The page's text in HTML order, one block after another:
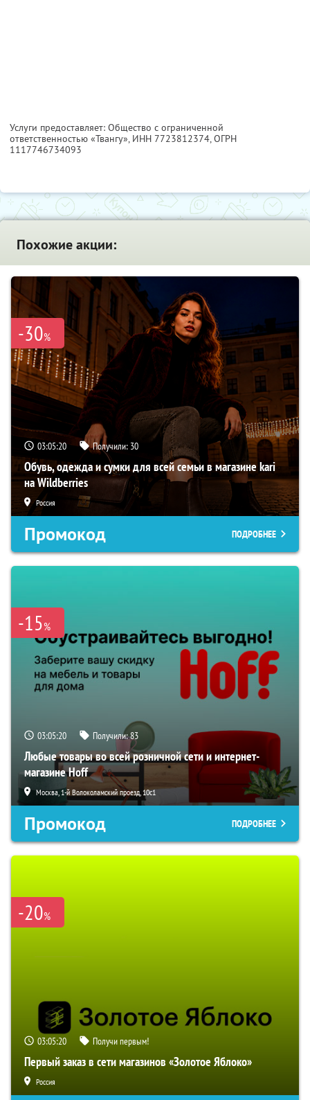
Услуги предоставляет: Общество с ограниченной
ответственностью «Твангу», ИНН 7723812374, ОГРН
1117746734093
Похожие акции:
-30%
03:05:19 Получили: 30
Обувь, одежда и сумки для всей семьи в магазине kari
на Wildberries
Россия
Промокод ПОДРОБНЕЕ
-15%
03:05:19 Получили:83
Любые товары во всей розничной сети и интернет-
магазине Hoff
Москва, 1-й Волоколамский проезд, 10с1
Промокод ПОДРОБНЕЕ
-20%
03:05:19 Получи первым!
Первый заказ в сети магазинов «Золотое Яблоко»
Россия